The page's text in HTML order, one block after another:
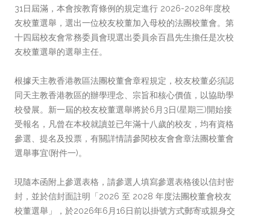
31日屆滿，本會按教育條例的規定進行 2026-2028年度校
友校董選舉，選出一位校友校董加入母校的法團校董會。第
十四屆校友會常務委員會現選出委員余百昌先生擔任是次校
友校董選舉的選舉主任。
根據天主教香港教區法團校董會章程規定，校友校董必須認
同天主教香港教區的辦學理念、宗旨和核心價值，以協助學
校發展。新一屆的校友校董選舉將於6月3日(星期三)開始接
受報名，凡曾在本校就讀並已年滿十八歲的校友，均有資格
參選、提名及投票，有關詳情請參閱校友會會章法團校董會
選舉事宜(附件一)。
現隨本函附上參選表格，請參選人填寫參選表格後以信封密
封，並於信封面註明「2026 至 2028 年度法團校董會校友
校董選舉」，於2026年6月16日前以掛號方式郵寄或親身交